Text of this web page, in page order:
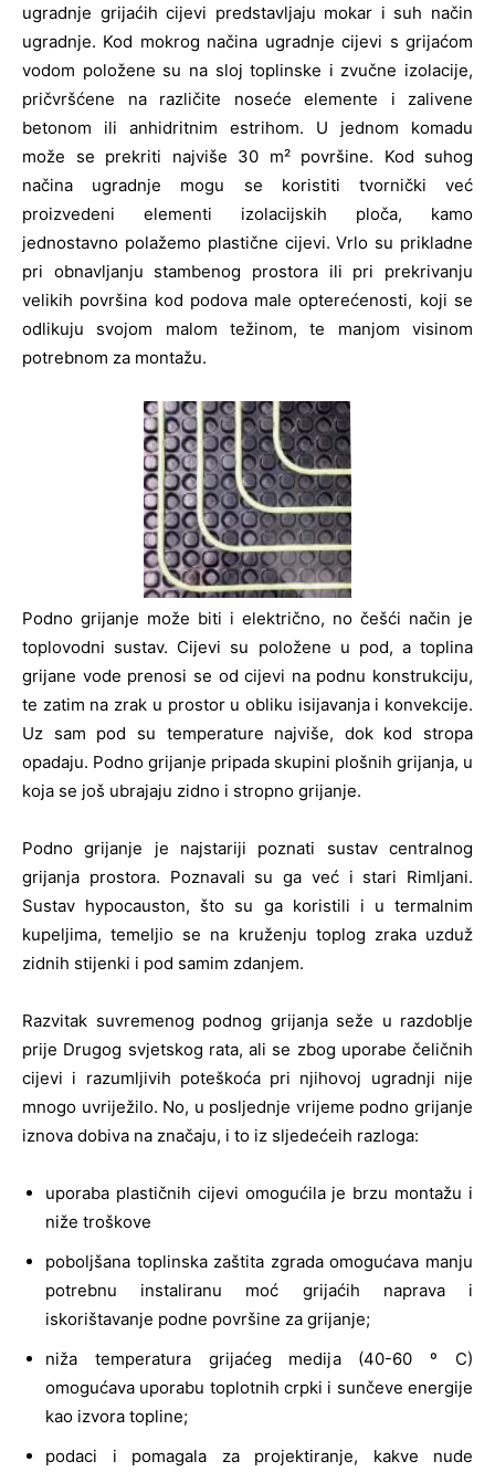
ugradnje grijaćih cijevi predstavljaju mokar i suh način
ugradnje. Kod mokrog načina ugradnje cijevi s grijaćom
vodom položene su na sloj toplinske i zvučne izolacije,
pričvršćene na različite noseće elemente i zalivene
betonom ili anhidritnim estrihom. U jednom komadu
može se prekriti najviše 30 m² površine. Kod suhog
načina ugradnje mogu se koristiti tvornički već
proizvedeni elementi izolacijskih ploča, kamo
jednostavno polažemo plastične cijevi. Vrlo su prikladne
pri obnavljanju stambenog prostora ili pri prekrivanju
velikih površina kod podova male opterećenosti, koji se
odlikuju svojom malom težinom, te manjom visinom
potrebnom za montažu.
Podno grijanje može biti i električno, no češći način je
toplovodni sustav. Cijevi su položene u pod, a toplina
grijane vode prenosi se od cijevi na podnu konstrukciju,
te zatim na zrak u prostor u obliku isijavanja i konvekcije.
Uz sam pod su temperature najviše, dok kod stropa
opadaju. Podno grijanje pripada skupini plošnih grijanja, u
koja se još ubrajaju zidno i stropno grijanje.
Podno grijanje je najstariji poznati sustav centralnog
grijanja prostora. Poznavali su ga već i stari Rimljani.
Sustav hypocauston, što su ga koristili i u termalnim
kupeljima, temeljio se na kruženju toplog zraka uzduž
zidnih stijenki i pod samim zdanjem.
Razvitak suvremenog podnog grijanja seže u razdoblje
prije Drugog svjetskog rata, ali se zbog uporabe čeličnih
cijevi i razumljivih poteškoća pri njihovoj ugradnji nije
mnogo uvriježilo. No, u posljednje vrijeme podno grijanje
iznova dobiva na značaju, i to iz sljedećeih razloga:
uporaba plastičnih cijevi omogućila je brzu montažu i
niže troškove
poboljšana toplinska zaštita zgrada omogućava manju
potrebnu instaliranu moć grijaćih naprava i
iskorištavanje podne površine za grijanje;
niža temperatura grijaćeg medija (40-60 º C)
omogućava uporabu toplotnih crpki i sunčeve energije
kao izvora topline;
podaci i pomagala za projektiranje, kakve nude